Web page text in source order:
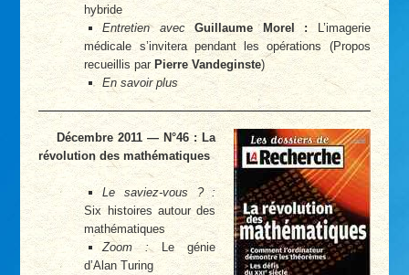
hybride
Entretien avec
Guillaume Morel : L’imagerie
médicale s’invitera pendant les opérations (Propos
recueillis par Pierre Vandeginste)
En savoir plus
Décembre 2011 — N°46 : La
révolution des mathématiques
Le saviez-vous ? :
Six histoires autour des
mathématiques
Zoom :Le génie
d’Alan Turing